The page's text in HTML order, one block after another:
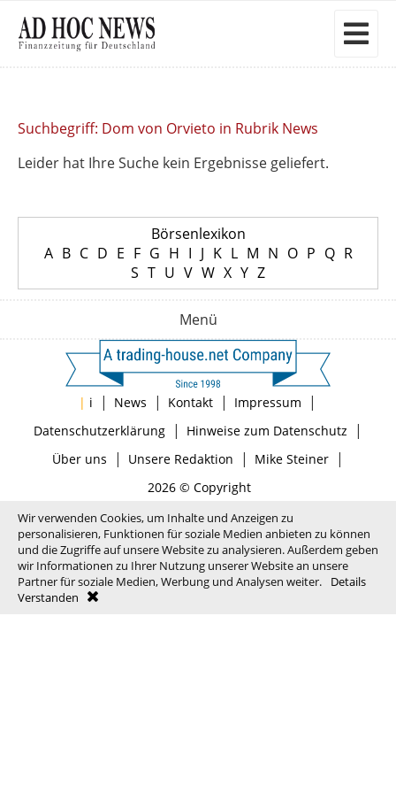
Suchbegriff: Dom von Orvieto in Rubrik News
Leider hat Ihre Suche kein Ergebnisse geliefert.
Börsenlexikon
A B C D E F G H I J K L M N O P Q R
S T U V W X Y Z
Menü
| i | News | Kontakt | Impressum |
Datenschutzerklärung| Hinweise zum Datenschutz |
Über uns | Unsere Redaktion | Mike Steiner|
2026 © Copyright
Wir verwenden Cookies, um Inhalte und Anzeigen zu
personalisieren, Funktionen für soziale Medien anbieten zu können
und die Zugriffe auf unsere Website zu analysieren. Außerdem geben
wir Informationen zu Ihrer Nutzung unserer Website an unsere
Partner für soziale Medien, Werbung und Analysen weiter.
Details
Verstanden